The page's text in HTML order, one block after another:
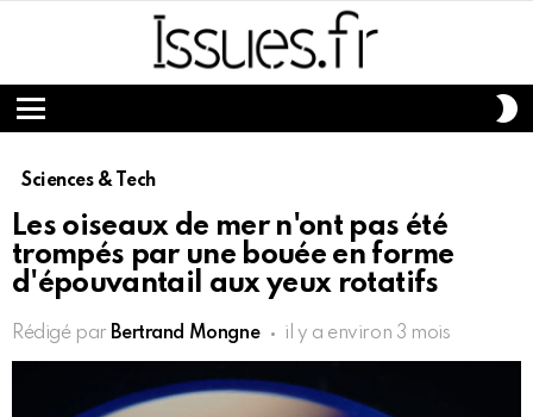
Menu
Sciences & Tech
Les oiseaux de mer n'ont pas été
trompés par une bouée en forme
d'épouvantail aux yeux rotatifs
Rédigé par Bertrand Mongne il y a environ 3 mois